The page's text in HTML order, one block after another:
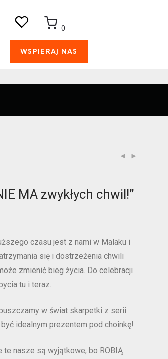
0
WSPIERAJ NAS
MA zwykłych chwil!”
czasu jest z nami w Malaku i
się i dostrzeżenia chwili
zmienić bieg życia. Do celebracji
tu i teraz.
w świat skarpetki z serii
idealnym prezentem pod choinkę!
nasze są wyjątkowe, bo ROBIĄ